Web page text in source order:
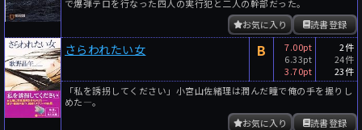
で爆弾テロを行なった四人の実行犯と二人の幹部だった。
読書登録
お気に入り
さらわれたい女 B
7.00pt
6.33pt
3.70pt
2件
24件
23件
「私を誘拐してください」小宮山佐緒理は潤んだ瞳で俺の手を握りし
めた―。
読書登録
お気に入り